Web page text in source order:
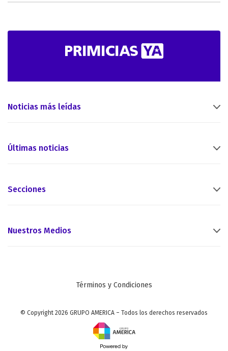
Noticias más leídas
Últimas noticias
Secciones
Nuestros Medios
Términos y Condiciones
© Copyright 2026 GRUPO AMERICA – Todos los derechos reservados